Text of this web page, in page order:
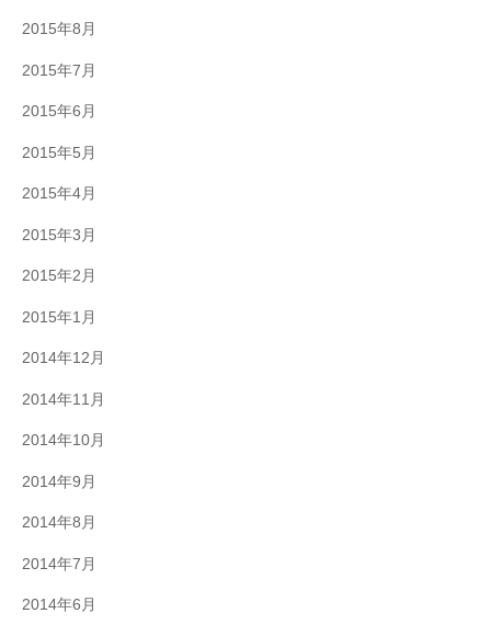
2015年8月
2015年7月
2015年6月
2015年5月
2015年4月
2015年3月
2015年2月
2015年1月
2014年12月
2014年11月
2014年10月
2014年9月
2014年8月
2014年7月
2014年6月